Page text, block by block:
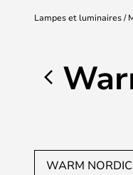
Lampes et luminaires
WARM